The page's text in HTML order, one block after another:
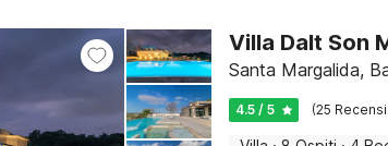
Villa Dalt Son
Santa Margalida,
4.5 / 5 (25